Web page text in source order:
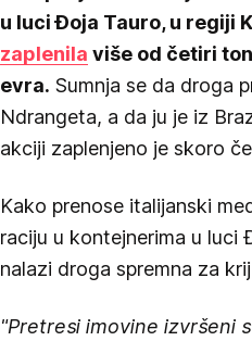
u luci Đoja Tauro, u regiji
zaplenila više od četiri
evra. Sumnja se da droga
Ndrangeta, a da ju je iz
akciji zaplenjeno je skoro
Kako prenose italijanski
raciju u kontejnerima u luci
nalazi droga spremna za
"Pretresi imovine izvršeni